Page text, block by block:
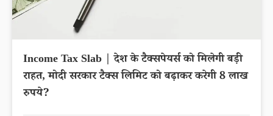
Income Tax Slab | देश के टैक्सपेयर्स को मिलेगी बड़ी
राहत, मोदी सरकार टैक्स लिमिट को बढ़ाकर करेगी 8 लाख
रुपये?